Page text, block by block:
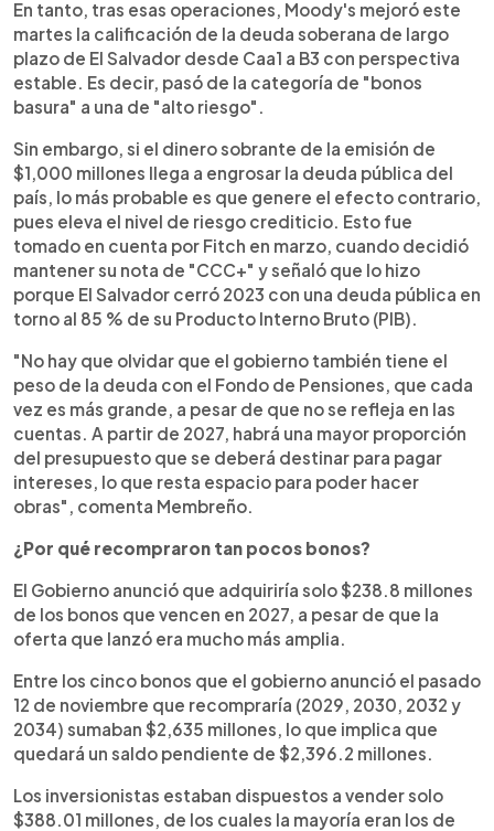
En tanto, tras esas operaciones, Moody's mejoró este
martes la calificación de la deuda soberana de largo
plazo de El Salvador desde Caa1 a B3 con perspectiva
estable. Es decir, pasó de la categoría de "bonos
basura" a una de "alto riesgo".
Sin embargo, si el dinero sobrante de la emisión de
$1,000 millones llega a engrosar la deuda pública del
país, lo más probable es que genere el efecto contrario,
pues eleva el nivel de riesgo crediticio. Esto fue
tomado en cuenta por Fitch en marzo, cuando decidió
mantener su nota de "CCC+" y señaló que lo hizo
porque El Salvador cerró 2023 con una deuda pública en
torno al 85 % de su Producto Interno Bruto (PIB).
"No hay que olvidar que el gobierno también tiene el
peso de la deuda con el Fondo de Pensiones, que cada
vez es más grande, a pesar de que no se refleja en las
cuentas. A partir de 2027, habrá una mayor proporción
del presupuesto que se deberá destinar para pagar
intereses, lo que resta espacio para poder hacer
obras", comenta Membreño.
¿Por qué recompraron tan pocos bonos?
El Gobierno anunció que adquiriría solo $238.8 millones
de los bonos que vencen en 2027, a pesar de que la
oferta que lanzó era mucho más amplia.
Entre los cinco bonos que el gobierno anunció el pasado
12 de noviembre que recompraría (2029, 2030, 2032 y
2034) sumaban $2,635 millones, lo que implica que
quedará un saldo pendiente de $2,396.2 millones.
Los inversionistas estaban dispuestos a vender solo
$388.01 millones, de los cuales la mayoría eran los de